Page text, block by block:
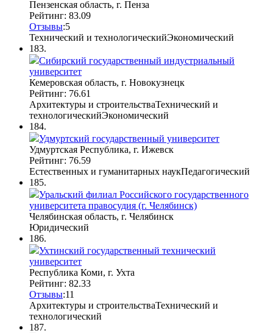
Пензенская область, г. Пенза
Рейтинг: 83.09
Отзывы:5
Технический и технологическийЭкономический
183.
Сибирский государственный индустриальный
университет
Кемеровская область, г. Новокузнецк
Рейтинг: 76.61
Архитектуры и строительстваТехнический и
технологическийЭкономический
184.
Удмуртский государственный университет
Удмуртская Республика, г. Ижевск
Рейтинг: 76.59
Естественных и гуманитарных наукПедагогический
185.
Уральский филиал Российского государственного
университета правосудия (г. Челябинск)
Челябинская область, г. Челябинск
Юридический
186.
Ухтинский государственный технический
университет
Республика Коми, г. Ухта
Рейтинг: 82.33
Отзывы:11
Архитектуры и строительстваТехнический и
технологический
187.